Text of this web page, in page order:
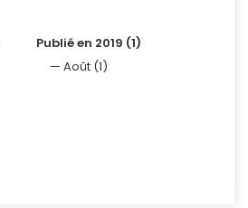
Publié en 2019 (1)
Août (1)